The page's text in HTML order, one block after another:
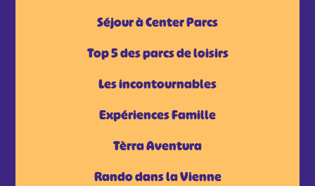
Séjour à Center Parcs
Top 5 des parcs de loisirs
Les incontournables
Expériences Famille
Tèrra Aventura
Rando dans la Vienne